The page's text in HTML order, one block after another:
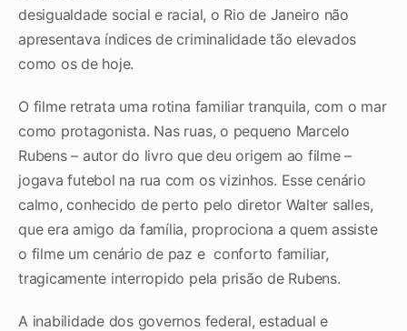
desigualdade social e racial, o Rio de Janeiro não
apresentava índices de criminalidade tão elevados
como os de hoje.
O filme retrata uma rotina familiar tranquila, com o mar
como protagonista. Nas ruas, o pequeno Marcelo
Rubens – autor do livro que deu origem ao filme –
jogava futebol na rua com os vizinhos. Esse cenário
calmo, conhecido de perto pelo diretor Walter salles,
que era amigo da família, proprociona a quem assiste
o filme um cenário de paz e conforto familiar,
tragicamente interropido pela prisão de Rubens.
A inabilidade dos governos federal, estadual e